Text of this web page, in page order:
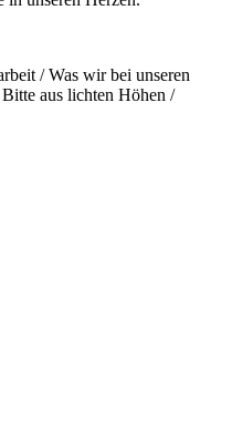
/ Was wir bei unseren
aus lichten Höhen /